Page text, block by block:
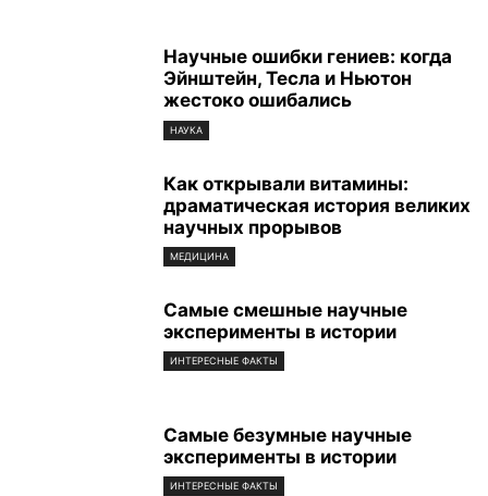
Научные ошибки гениев: когда
Эйнштейн, Тесла и Ньютон
жестоко ошибались
НАУКА
Как открывали витамины:
драматическая история великих
научных прорывов
МЕДИЦИНА
Самые смешные научные
эксперименты в истории
ИНТЕРЕСНЫЕ ФАКТЫ
Самые безумные научные
эксперименты в истории
ИНТЕРЕСНЫЕ ФАКТЫ